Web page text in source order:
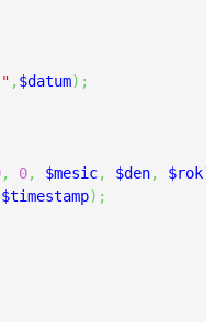
, $datum) ;
, 0, $mesic, $den, $rok)
$timestamp) ;